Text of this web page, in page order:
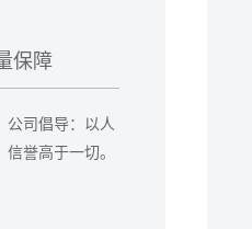
保障
公司倡导：以人
誉高于一切。